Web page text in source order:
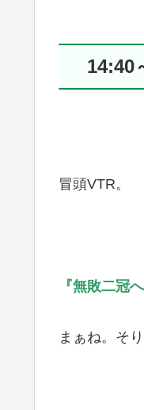
14:40
冒頭VTR。
『無敗二冠へ
まぁね。そ